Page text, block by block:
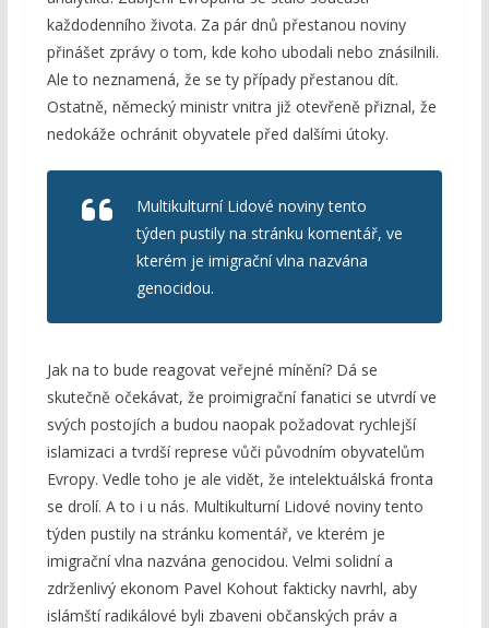
každodenního života. Za pár dnů přestanou noviny
přinášet zprávy o tom, kde koho ubodali nebo znásilnili.
Ale to neznamená, že se ty případy přestanou dít.
Ostatně, německý ministr vnitra již otevřeně přiznal, že
nedokáže ochránit obyvatele před dalšími útoky.
Multikulturní Lidové noviny tento
týden pustily na stránku komentář, ve
kterém je imigrační vlna nazvána
genocidou.
Jak na to bude reagovat veřejné mínění? Dá se
skutečně očekávat, že proimigrační fanatici se utvrdí ve
svých postojích a budou naopak požadovat rychlejší
islamizaci a tvrdší represe vůči původním obyvatelům
Evropy. Vedle toho je ale vidět, že intelektuálská fronta
se drolí. A to i u nás. Multikulturní Lidové noviny tento
týden pustily na stránku komentář, ve kterém je
imigrační vlna nazvána genocidou. Velmi solidní a
zdrženlivý ekonom Pavel Kohout fakticky navrhl, aby
islámští radikálové byli zbaveni občanských práv a